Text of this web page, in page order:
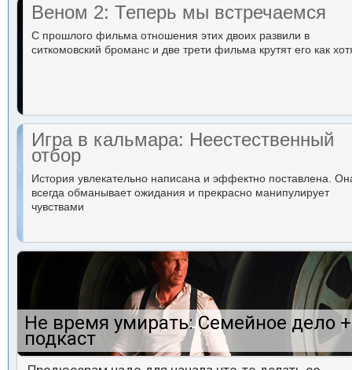
Веном 2: Теперь мы встречаемся
С прошлого фильма отношения этих двоих развили в
ситкомовский броманс и две трети фильма крутят его как
Игра в кальмара: Неестественный
отбор
История увлекательно написана и эффектно поставлена.
всегда обманывает ожидания и прекрасно манипулирует
чувствами
Не время умирать: Семейное дело +
подкаст